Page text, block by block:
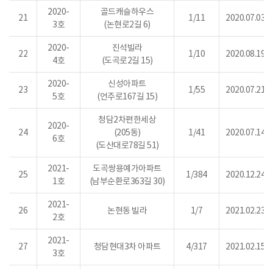
21
2020-
3호
골드캐슬하우스
(논현로2길 6)
1/11 2020.07.03.
22
2020-
4호
진석빌라
(도곡로2길 15)
1/10 2020.08.19.
23
2020-
5호
신성아파트
(언주로167길 15)
1/55 2020.07.21.
24
2020-
6호
청담2차편한세상
(205동)
(도산대로78길 51)
1/41 2020.07.14.
25
2021-
1호
도곡쌍용예가아파트
(남부순환로363길 30)
1/384 2020.12.24.
26
2021-
2호
논현동 빌라 1/7 2021.02.23.
27
2021-
3호
청담현대3차 아파트 4/317 2021.02.15.